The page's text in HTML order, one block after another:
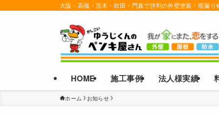
大阪・高槻・茨木・吹田・門真で評判の外壁塗装・雨漏り
HOME 施工事例 法人様実績
ホーム お知らせ